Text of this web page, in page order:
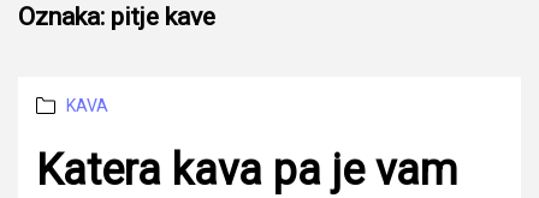
Oznaka: pitje kave
Categories
KAVA
Katera kava pa je vam